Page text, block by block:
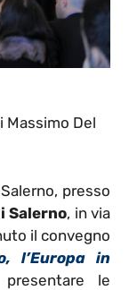
Massimo Del
presso
Salerno, in via
il convegno
l’Europa in
le